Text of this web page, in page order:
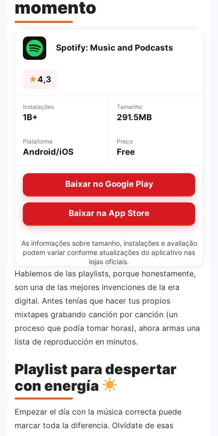
momento
Spotify: Music and Podcasts
★4,3
Instalações
1B+
Tamanho
291.5MB
Plataforma
Android/iOS
Preço
Free
Baixar no Google Play
Baixar na App Store
As informações sobre tamanho, instalações e avaliação
podem variar conforme atualizações do aplicativo nas
lojas oficiais.
Hablemos de las playlists, porque honestamente,
son una de las mejores invenciones de la era
digital. Antes tenías que hacer tus propios
mixtapes grabando canción por canción (un
proceso que podía tomar horas), ahora armas una
lista de reproducción en minutos.
Playlist para despertar
con energía
Empezar el día con la música correcta puede
marcar toda la diferencia. Olvídate de esas